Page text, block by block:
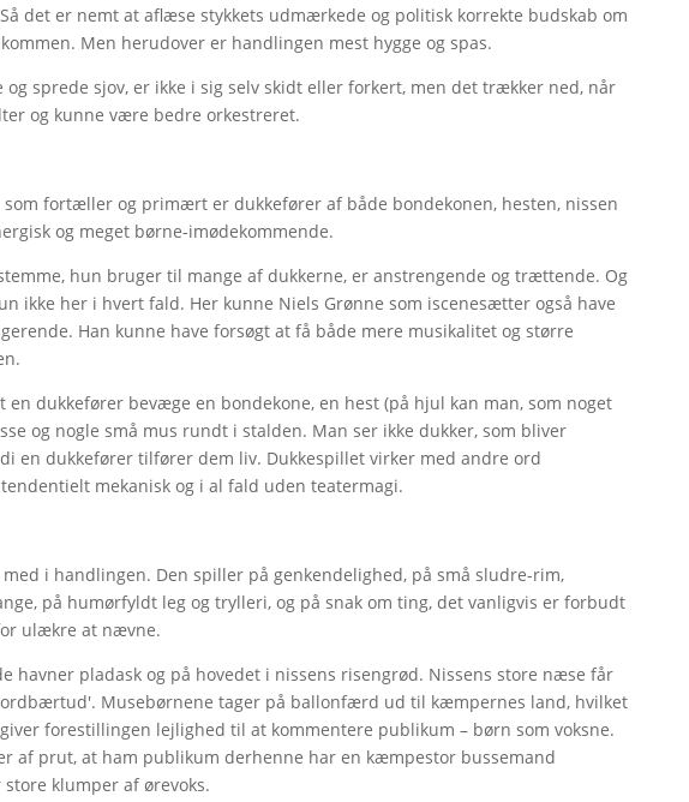
det er nemt at aflæse stykkets udmærkede og politisk korrekte budskab om
Men herudover er handlingen mest hygge og spas.
og sprede sjov, er ikke i sig selv skidt eller forkert, men det trækker ned, når
og kunne være bedre orkestreret.
fortæller og primært er dukkefører af både bondekonen, hesten, nissen
og meget børne-imødekommende.
hun bruger til mange af dukkerne, er anstrengende og trættende. Og
ikke her i hvert fald. Her kunne Niels Grønne som iscenesætter også have
Han kunne have forsøgt at få både mere musikalitet og større
en dukkefører bevæge en bondekone, en hest (på hjul kan man, som noget
og nogle små mus rundt i stalden. Man ser ikke dukker, som bliver
en dukkefører tilfører dem liv. Dukkespillet virker med andre ord
mekanisk og i al fald uden teatermagi.
i handlingen. Den spiller på genkendelighed, på små sludre-rim,
på humørfyldt leg og trylleri, og på snak om ting, det vanligvis er forbudt
ulækre at nævne.
havner pladask og på hovedet i nissens risengrød. Nissens store næse får
Musebørnene tager på ballonfærd ud til kæmpernes land, hvilket
forestillingen lejlighed til at kommentere publikum – børn som voksne.
af prut, at ham publikum derhenne har en kæmpestor bussemand
klumper af ørevoks.